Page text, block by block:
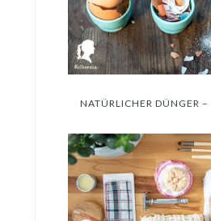
NATÜRLICHER DÜNGER –